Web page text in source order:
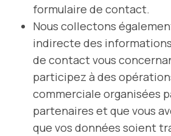
formulaire de contact.
Nous collectons
indirecte des
de contact vous
participez à des
commerciale organisées
partenaires et que vous
que vos données soient